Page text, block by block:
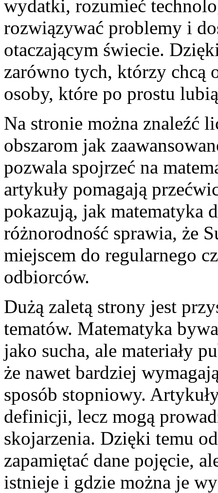
wydatki, rozumieć
rozwiązywać problemy i
otaczającym świecie.
zarówno tych, którzy chcą
osoby, które po prostu
Na stronie można znaleźć
obszarom jak
pozwala spojrzeć na
artykuły pomagają
pokazują, jak matematyka
różnorodność sprawia, że
miejscem do regularnego
odbiorców.
Dużą zaletą strony jest
tematów. Matematyka
jako sucha, ale materiały
że nawet bardziej
sposób stopniowy.
definicji, lecz mogą
skojarzenia. Dzięki temu
zapamiętać dane pojęcie,
istnieje i gdzie można je